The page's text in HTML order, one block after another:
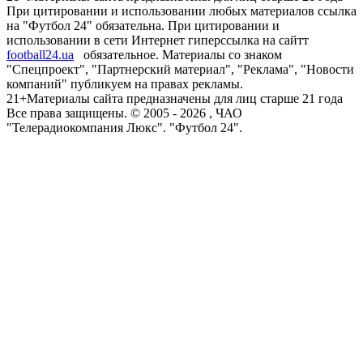
При цитировании и использовании любых материалов ссылка
на "Футбол 24" обязательна. При цитировании и
использовании в сети Интернет гиперссылка на сайтт
football24.ua
обязательное. Материалы со знаком
"Спецпроект", "Партнерский материал", "Реклама", "Новости
компаний" публикуем на правах рекламы.
21+Материалы сайта предназначены для лиц старше 21 года
Все права защищены. © 2005 - 2026 , ЧАО
"Телерадиокомпания Люкс". "Футбол 24".